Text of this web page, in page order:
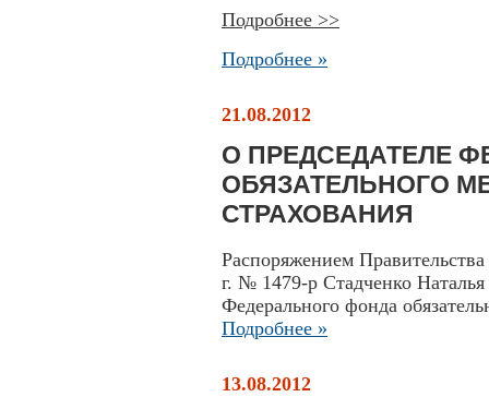
Подробнее >>
Подробнее »
21.08.2012
О ПРЕДСЕДАТЕЛЕ
ОБЯЗАТЕЛЬНОГО
СТРАХОВАНИЯ
Распоряжением
г. № 1479-р Стадченко Наталья
Федерального фонда
Подробнее »
13.08.2012